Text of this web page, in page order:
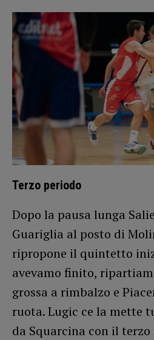
Terzo periodo
Dopo la pausa lunga
Guariglia al posto di
ripropone il quintetto
avevamo finito,
grossa a rimbalzo e
ruota. Lugic ce la mette
da Squarcina con il